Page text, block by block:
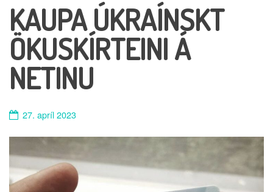
KAUPA ÚKRAÍNSKT
ÖKUSKÍRTEINI Á
NETINU
27. apríl 2023